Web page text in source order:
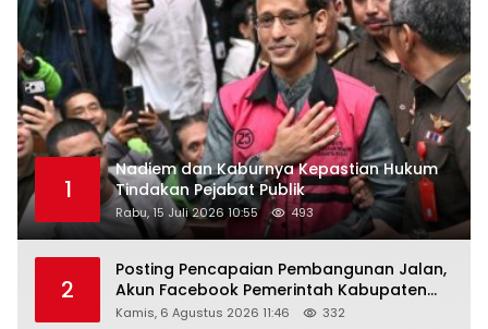
1
Nadiem dan Kaburnya Kepastian Hukum
Tindakan Pejabat Publik
Rabu, 15 Juli 2026 10:55 493
2
Posting Pencapaian Pembangunan Jalan,
Akun Facebook Pemerintah Kabupaten
Rembang “Dirujak” Warganet
Kamis, 6 Agustus 2026 11:46 332